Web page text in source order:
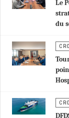
Le
du